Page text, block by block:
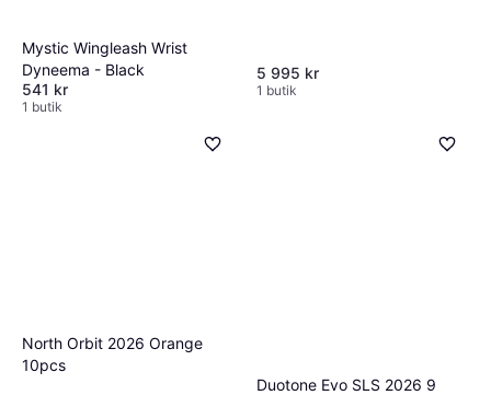
Mystic Wingleash Wrist
Dyneema - Black
541 kr
1 butik
5 995 kr
1 butik
North Orbit 2026 Orange
10pcs
Duotone Evo SLS 2026 9